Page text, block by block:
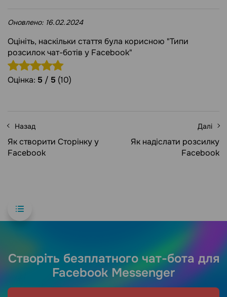
Оновлено: 16.02.2024
Оцініть, наскільки стаття була корисною "Типи
розсилок чат-ботів у Facebook"
Оцінка: 5 / 5 (10)
Назад
Як створити Сторінку у
Facebook
Далі
Як надіслати розсилку
Facebook
Створіть безплатного чат-бота для
Facebook Messenger